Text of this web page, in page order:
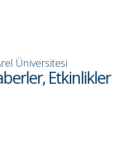
Üniversitesi
Etkinlikler